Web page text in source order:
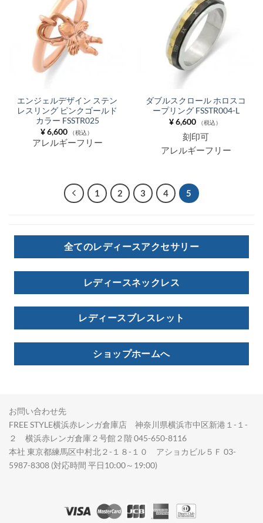
エンジェルデザイン ステン
レスリング ピンクゴールド
カラー FSSTR025
¥6,600 （税込）
アレルギーフリー
ダブルスクロール ホロスコ
ープリング FSSTR004-L
¥6,600 （税込）
刻印可
アレルギーフリー
1 2 3 4 5
全てのレディースアクセサリー
レディースネックレス
レディースブレスレット
ショップホームへ
お問い合わせ先
FREE STYLE横浜赤レンガ倉庫店 神奈川県横浜市中区新港１-１-
２ 横浜赤レンガ倉庫２号館２階 045-650-8116
本社 東京都練馬区中村北２-１８-１０ アショカビル５Ｆ 03-
5987-8308 (対応時間 平日10:00～19:00)